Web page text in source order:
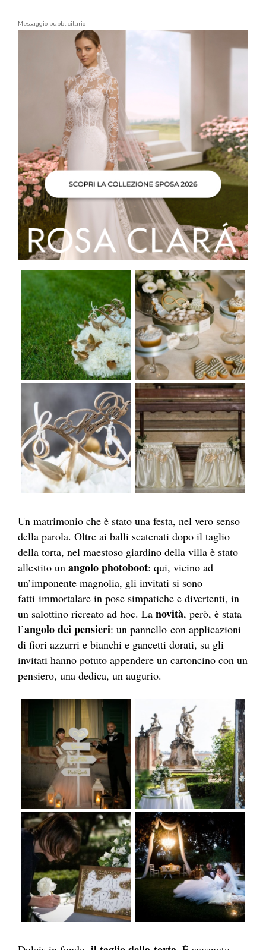
Messaggio pubblicitario
Un matrimonio che è stato una festa, nel vero senso
della parola. Oltre ai balli scatenati dopo il taglio
della torta, nel maestoso giardino della villa è stato
allestito un angolo photoboot: qui, vicino ad
un’imponente magnolia, gli invitati si sono
fatti immortalare in pose simpatiche e divertenti, in
un salottino ricreato ad hoc. La novità, però, è stata
l’angolo dei pensieri: un pannello con applicazioni
di fiori azzurri e bianchi e gancetti dorati, su gli
invitati hanno potuto appendere un cartoncino con un
pensiero, una dedica, un augurio.